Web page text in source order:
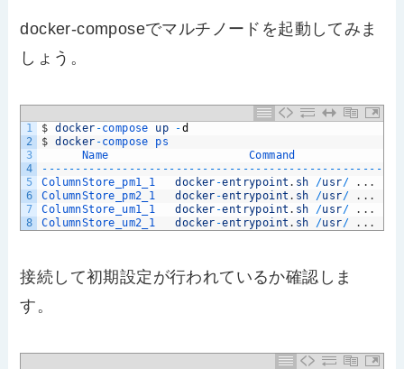
docker-composeでマルチノードを起動してみま
しょう。
1
2
3
4
5
6
7
8
$ docker -compose up -d
$ docker -compose ps
Name Command
-- -- -- -- -- -- -- -- -- -- -- -- -- -- -- -- -- -- -- -- -- -- -- -- -- --
ColumnStore_pm1_1 docker -entrypoint . sh /usr/ . . .
ColumnStore_pm2_1 docker -entrypoint . sh /usr/ . . .
ColumnStore_um1_1 docker -entrypoint . sh /usr/ . . .
ColumnStore_um2_1 docker -entrypoint . sh /usr/ . . .
接続して初期設定が行われているか確認しま
す。